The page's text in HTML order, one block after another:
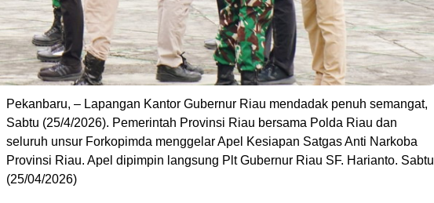
Pekanbaru, – Lapangan Kantor Gubernur Riau mendadak penuh semangat,
Sabtu (25/4/2026). Pemerintah Provinsi Riau bersama Polda Riau dan
seluruh unsur Forkopimda menggelar Apel Kesiapan Satgas Anti Narkoba
Provinsi Riau. Apel dipimpin langsung Plt Gubernur Riau SF. Harianto. Sabtu
(25/04/2026)